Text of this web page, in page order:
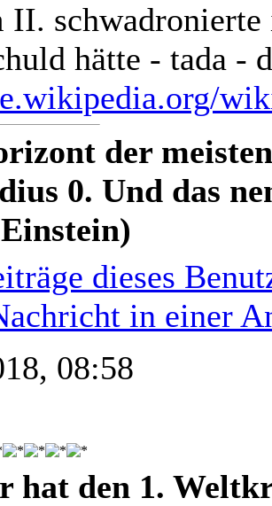
hätte - tada -
der
0. Und das
08:58
hat den 1.